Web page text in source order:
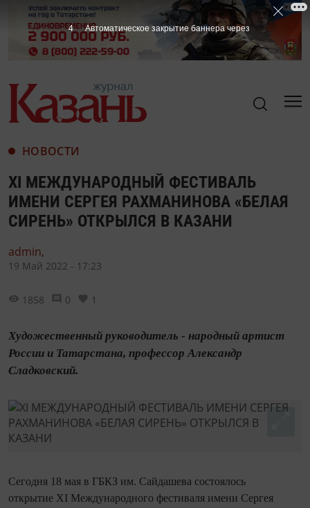
НОВОСТИ
XI МЕЖДУНАРОДНЫЙ ФЕСТИВАЛЬ
ИМЕНИ СЕРГЕЯ РАХМАНИНОВА «БЕЛАЯ
СИРЕНЬ» ОТКРЫЛСЯ В КАЗАНИ
admin,
19 Май 2022 - 17:23
1858 0 1
Художественный руководитель - народный артист
России и Татарстана, профессор Александр
Сладковский.
Сегодня 18 мая в ГБКЗ им. Сайдашева состоялось
открытие XI Международного фестиваля имени Сергея
3 Автоматическое закрытие баннера через